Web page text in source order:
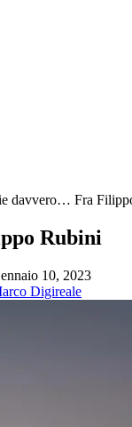
davvero… Fra
Rubini
10, 2023
Digireale